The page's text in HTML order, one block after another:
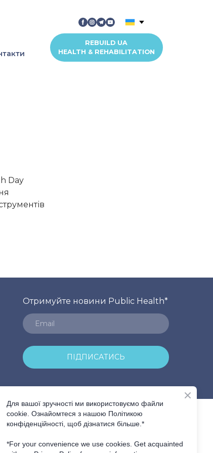
REBUILD UA
HEALTH & REHABILITATION
Day
Отримуйте новини Public Health*
ПІДПИСАТИСЬ
Для вашої зручності ми використовуємо файли
cookie. Ознайомтеся з нашою Політикою
конфіденційності, щоб дізнатися більше.*
*For your convenience we use cookies. Get acquainted